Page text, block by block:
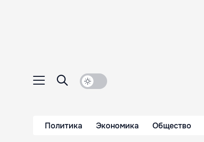
Политика Экономика Общество